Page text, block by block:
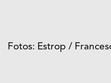
Fotos: Estrop /